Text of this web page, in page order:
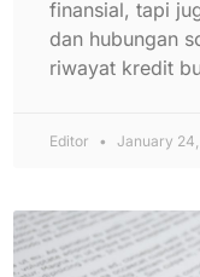
finansial, tapi
dan hubungan
riwayat kredit
Editor January